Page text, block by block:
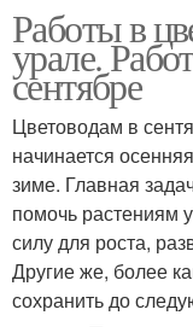
Работы в
урале.
сентябре
Цветоводам в
начинается
зиме. Главная
помочь растениям
силу для роста,
Другие же, более
сохранить до